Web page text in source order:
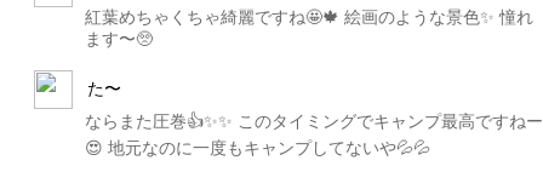
紅葉めちゃくちゃ綺麗ですね🤩🍁 絵画のような景色✨ 憧れ
ます〜🥺
た〜
ならまた圧巻👍✨✨ このタイミングでキャンプ最高ですねー
😍 地元なのに一度もキャンプしてないや💦💦